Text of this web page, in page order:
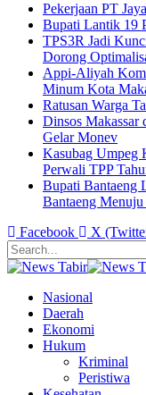
Pekerjaan PT
Bupati Lantik 19
TPS3R Jadi
Dorong
Appi-Aliyah
Minum Kota
Ratusan Warga
Dinsos Makassar
Gelar Monev
Kasubag Umpeg
Perwali TPP
Bupati Bantaeng
Bantaeng
Facebook
X
Nasional
Daerah
Ekonomi
Hukum
Kriminal
Peristiwa